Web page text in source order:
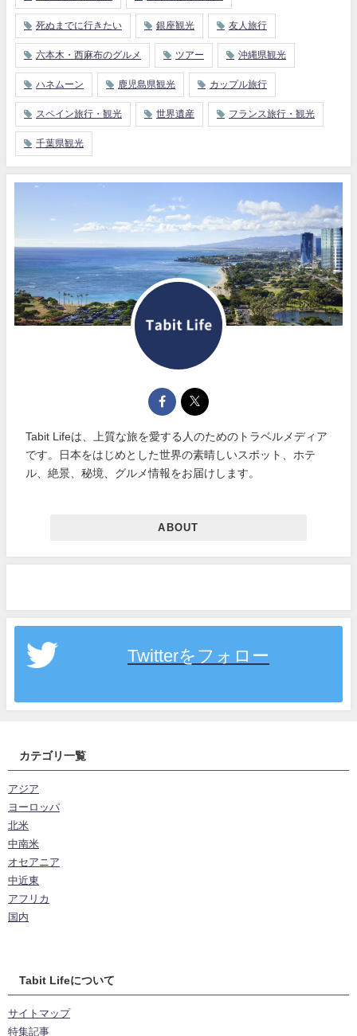
死ぬまでに行きたい 銀座観光 友人旅行
六本木・西麻布のグルメ ツアー 沖縄県観光
ハネムーン 鹿児島県観光 カップル旅行
スペイン旅行・観光 世界遺産 フランス旅行・観光
千葉県観光
Tabit Lifeは、上質な旅を愛する人のためのトラベルメディア
です。日本をはじめとした世界の素晴しいスポット、ホテ
ル、絶景、秘境、グルメ情報をお届けします。
ABOUT
Twitterをフォロー
カテゴリ一覧
アジア
ヨーロッパ
北米
中南米
オセアニア
中近東
アフリカ
国内
Tabit Lifeについて
サイトマップ
特集記事